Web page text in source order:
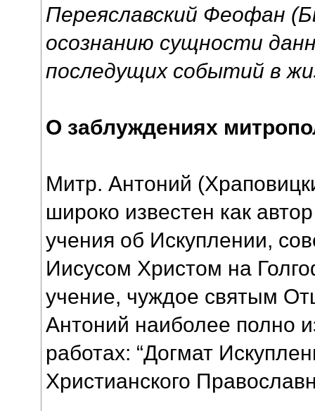
Переяславский Феофан
осознанию сущности
последущих событий в
О заблуждениях
Митр. Антоний
широко известен как
учения об Искуплении,
Иисусом Христом на
учение, чуждое святым
Антоний наиболее полно
работах: “Догмат
Христианского